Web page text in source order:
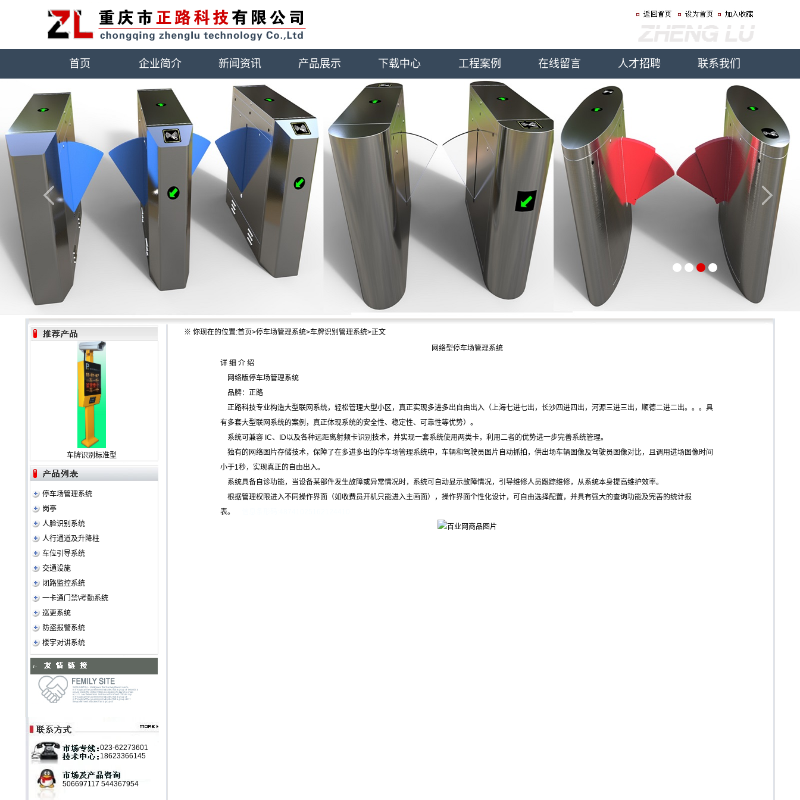
首页 企业简介 新闻资讯 产品展示 下载中心 工程案例 在线留言 人才招聘 联系我们
车牌识别标准型
停车场管理系统
岗亭
人脸识别系统
人行通道及升降柱
车位引导系统
交通设施
闭路监控系统
一卡通门禁\考勤系统
巡更系统
防盗报警系统
楼宇对讲系统
023-62273601
18623366145
506697117 544367954
※ 你现在的位置:首页>停车场管理系统>车牌识别管理系统>正文
网络型停车场管理系统
详 细 介 绍
网络版停车场管理系统
品牌：正路
正路科技专业构造大型联网系统，轻松管理大型小区，真正实现多进多出自由出入（上海七进七出，长沙四进四出，河源三进三出，顺德二进二出。。。具
有多套大型联网系统的案例，真正体现系统的安全性、稳定性、可靠性等优势）。
系统可兼容 IC、ID以及各种远距离射频卡识别技术，并实现一套系统使用两类卡，利用二者的优势进一步完善系统管理。
独有的网络图片存储技术，保障了在多进多出的停车场管理系统中，车辆和驾驶员图片自动抓拍，供出场车辆图像及驾驶员图像对比，且调用进场图像时间
小于1秒，实现真正的自由出入。
系统具备自诊功能，当设备某部件发生故障或异常情况时，系统可自动显示故障情况，引导维修人员跟踪维修，从系统本身提高维护效率。
根据管理权限进入不同操作界面（如收费员开机只能进入主画面），操作界面个性化设计，可自由选择配置，并具有强大的查询功能及完善的统计报
表。